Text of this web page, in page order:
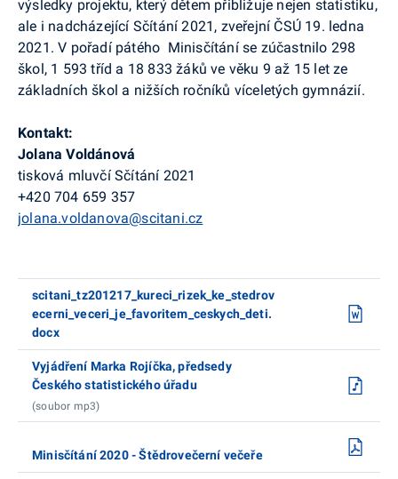
výsledky projektu, který dětem přibližuje nejen statistiku,
ale i nadcházející Sčítání 2021, zveřejní ČSÚ 19. ledna
2021. V pořadí pátého Minisčítáníse zúčastnilo 298
škol, 1 593 tříd a 18 833 žáků ve věku 9 až 15 let ze
základních škol a nižších ročníků víceletých gymnázií.
Kontakt:
Jolana Voldánová
tisková mluvčí Sčítání 2021
+420 704 659 357
jolana.voldanova@scitani.cz
scitani_tz201217_kureci_rizek_ke_stedrov
ecerni_veceri_je_favoritem_ceskych_deti.
docx
Vyjádření Marka Rojíčka, předsedy
Českého statistického úřadu
(soubor mp3)
Minisčítání 2020 - Štědrovečerní večeře